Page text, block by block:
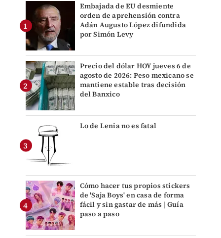
Embajada de EU desmiente
orden de aprehensión contra
Adán Augusto López difundida
por Simón Levy
Precio del dólar HOY jueves 6 de
agosto de 2026: Peso mexicano se
mantiene estable tras decisión
del Banxico
Lo de Lenia no es fatal
Cómo hacer tus propios stickers
de 'Saja Boys' en casa de forma
fácil y sin gastar de más | Guía
paso a paso